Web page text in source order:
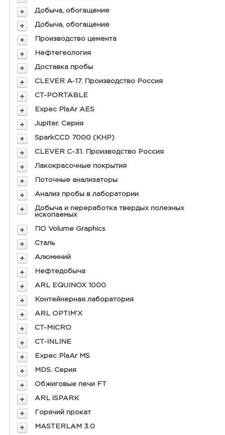
Добыча, обогащение
Добыча, обогащение
Производство цемента
Нефтегеология
Доставка пробы
CLEVER A-17. Производство Россия
CT-PORTABLE
Expec PlaAr AES
Jupiter. Серия
SparkCCD 7000 (КНР)
CLEVER С-31. Производство Россия
Лакокрасочные покрытия
Поточные анализаторы
Анализ пробы в лаборатории
Добыча и переработка твердых полезных
ископаемых
ПО Volume Graphics
Сталь
Алюминий
Нефтедобыча
ARL EQUINOX 1000
Контейнерная лаборатория
ARL OPTIM’X
CT-MICRO
CT-INLINE
Expec PlaAr MS
MDS. Серия
Обжиговые печи FT
ARL iSPARK
Горячий прокат
MASTERLAM 3.0